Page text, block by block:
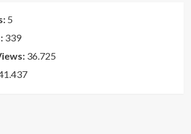
5
339
36.725